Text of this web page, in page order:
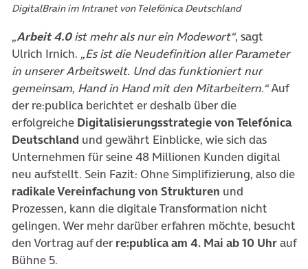
DigitalBrain im Intranet von Telefónica Deutschland
„Arbeit 4.0ist mehr als nur ein Modewort“, sagt
Ulrich Irnich. „Es ist die Neudefinition aller Parameter
in unserer Arbeitswelt. Und das funktioniert nur
gemeinsam, Hand in Hand mit den Mitarbeitern.“Auf
der re:publica berichtet er deshalb über die
erfolgreiche Digitalisierungsstrategie von Telefónica
Deutschland und gewährt Einblicke, wie sich das
Unternehmen für seine 48 Millionen Kunden digital
neu aufstellt. Sein Fazit: Ohne Simplifizierung, also die
radikale Vereinfachung von Strukturen und
Prozessen, kann die digitale Transformation nicht
gelingen. Wer mehr darüber erfahren möchte, besucht
den Vortrag auf der re:publica am 4. Mai ab 10 Uhrauf
Bühne 5.